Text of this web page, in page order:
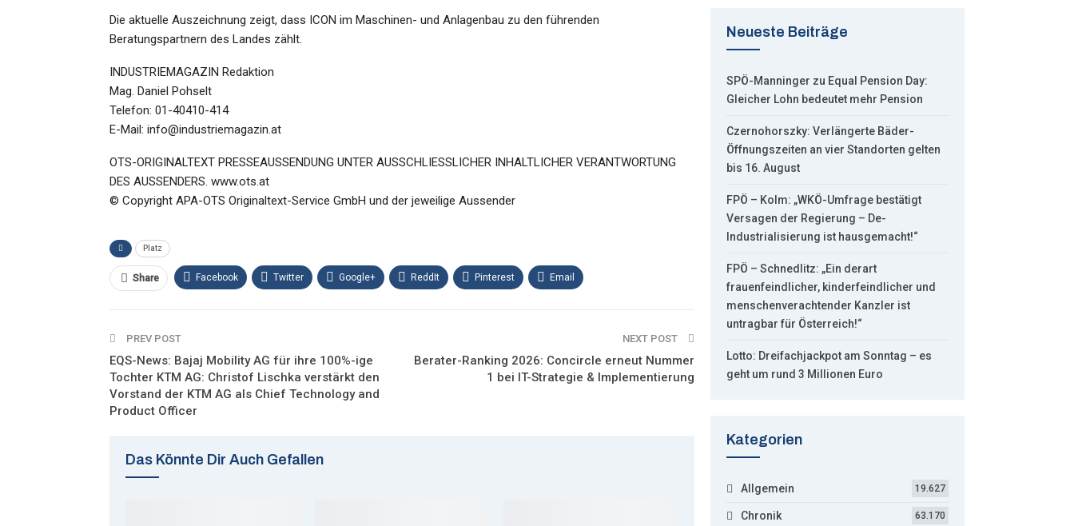
Die aktuelle Auszeichnung zeigt, dass ICON im Maschinen- und Anlagenbau zu den führenden
Beratungspartnern des Landes zählt.
INDUSTRIEMAGAZIN Redaktion
Mag. Daniel Pohselt
Telefon: 01-40410-414
E-Mail: info@industriemagazin.at
OTS-ORIGINALTEXT PRESSEAUSSENDUNG UNTER AUSSCHLIESSLICHER INHALTLICHER VERANTWORTUNG
DES AUSSENDERS. www.ots.at
© Copyright APA-OTS Originaltext-Service GmbH und der jeweilige Aussender
Platz
Share Facebook Twitter Google+ ReddIt Pinterest Email
PREV POST
EQS-News: Bajaj Mobility AG für ihre 100%-ige
Tochter KTM AG: Christof Lischka verstärkt den
Vorstand der KTM AG als Chief Technology and
Product Officer
NEXT POST
Berater-Ranking 2026: Concircle erneut Nummer
1 bei IT-Strategie & Implementierung
Das Könnte Dir Auch Gefallen
Neueste Beiträge
SPÖ-Manninger zu Equal Pension Day:
Gleicher Lohn bedeutet mehr Pension
Czernohorszky: Verlängerte Bäder-
Öffnungszeiten an vier Standorten gelten
bis 16. August
FPÖ – Kolm: „WKÖ-Umfrage bestätigt
Versagen der Regierung – De-
Industrialisierung ist hausgemacht!“
FPÖ – Schnedlitz: „Ein derart
frauenfeindlicher, kinderfeindlicher und
menschenverachtender Kanzler ist
untragbar für Österreich!“
Lotto: Dreifachjackpot am Sonntag – es
geht um rund 3 Millionen Euro
Kategorien
Allgemein 19.627
Chronik 63.170